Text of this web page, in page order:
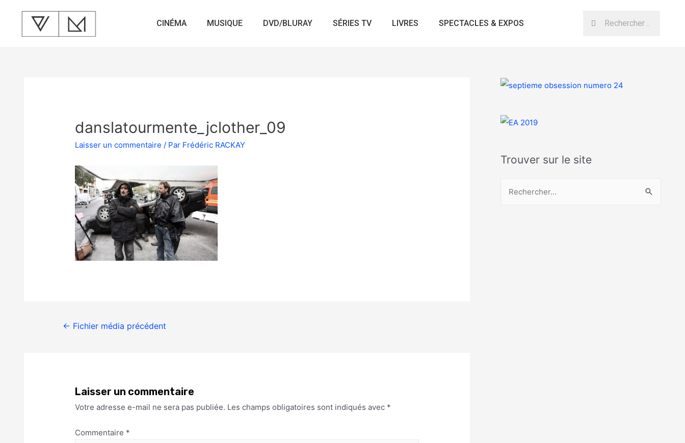
CINÉMA MUSIQUE DVD/BLURAY SÉRIES TV LIVRES SPECTACLES & EXPOS
danslatourmente_jclother_09
Laisser un commentaire / Par Frédéric RACKAY
← Fichier média précédent
Laisser un commentaire
Votre adresse e-mail ne sera pas publiée. Les champs obligatoires sont indiqués avec *
Commentaire *
Trouver sur le site